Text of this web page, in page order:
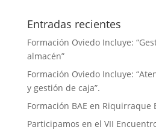
Entradas recientes
Formación Oviedo Incluye:
almacén”
Formación Oviedo Incluye:
y gestión de caja”.
Formación BAE en Riquirraque
Participamos en el VII